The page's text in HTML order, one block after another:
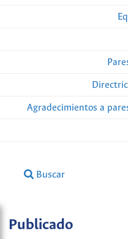
Agradecimientos a
Buscar
Publicado